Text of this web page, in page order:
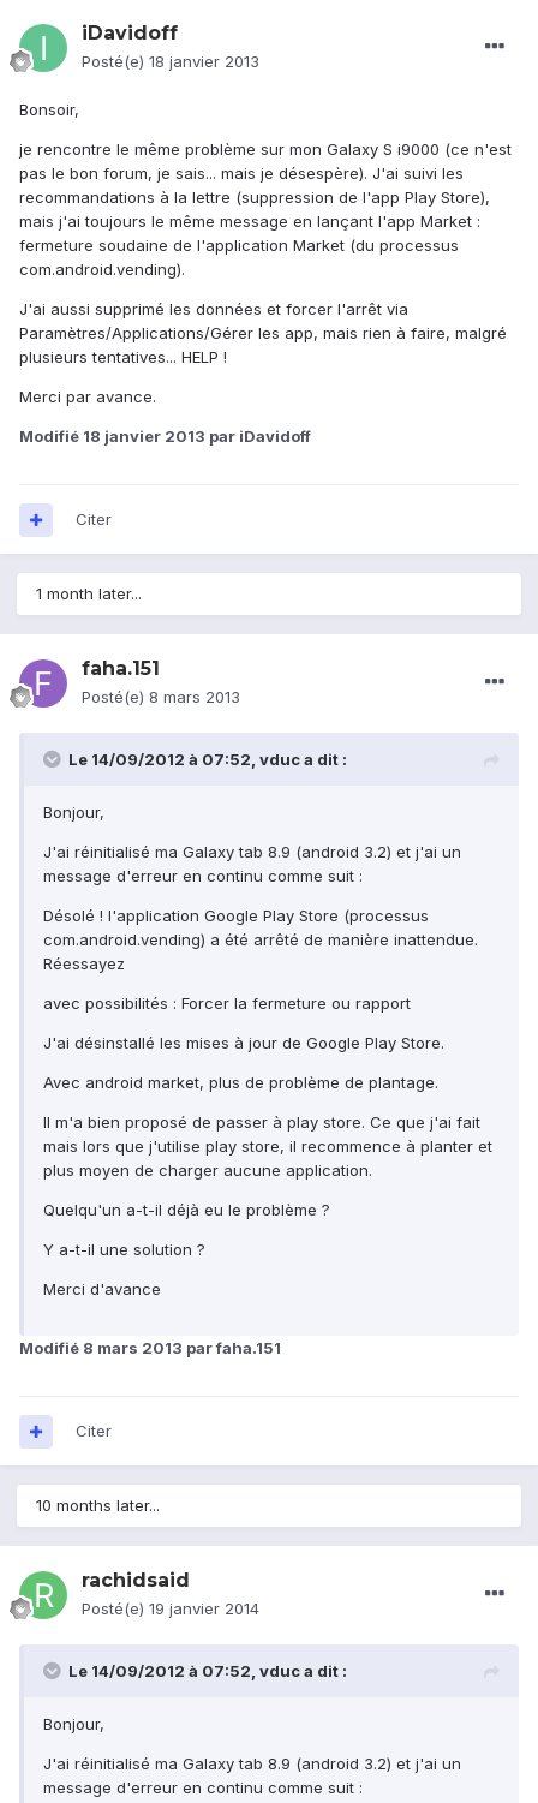
iDavidoff
Posté(e) 18 janvier 2013
Bonsoir,
je rencontre le même problème sur mon Galaxy S i9000 (ce n'est
pas le bon forum, je sais... mais je désespère). J'ai suivi les
recommandations à la lettre (suppression de l'app Play Store),
mais j'ai toujours le même message en lançant l'app Market :
fermeture soudaine de l'application Market (du processus
com.android.vending).
J'ai aussi supprimé les données et forcer l'arrêt via
Paramètres/Applications/Gérer les app, mais rien à faire, malgré
plusieurs tentatives... HELP !
Merci par avance.
Modifié 18 janvier 2013 par iDavidoff
Citer
1 month later...
faha.151
Posté(e) 8 mars 2013
Le 14/09/2012 à 07:52, vduc a dit :
Bonjour,
J'ai réinitialisé ma Galaxy tab 8.9 (android 3.2) et j'ai un
message d'erreur en continu comme suit :
Désolé ! l'application Google Play Store (processus
com.android.vending) a été arrêté de manière inattendue.
Réessayez
avec possibilités : Forcer la fermeture ou rapport
J'ai désinstallé les mises à jour de Google Play Store.
Avec android market, plus de problème de plantage.
Il m'a bien proposé de passer à play store. Ce que j'ai fait
mais lors que j'utilise play store, il recommence à planter et
plus moyen de charger aucune application.
Quelqu'un a-t-il déjà eu le problème ?
Y a-t-il une solution ?
Merci d'avance
Modifié 8 mars 2013 par faha.151
Citer
10 months later...
rachidsaid
Posté(e) 19 janvier 2014
Le 14/09/2012 à 07:52, vduc a dit :
Bonjour,
J'ai réinitialisé ma Galaxy tab 8.9 (android 3.2) et j'ai un
message d'erreur en continu comme suit :